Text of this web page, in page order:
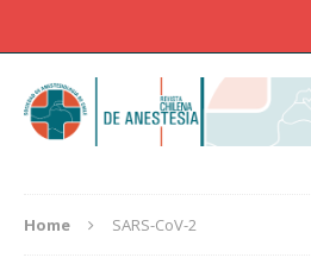
Home SARS-CoV-2